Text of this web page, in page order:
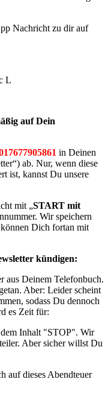
Nachricht zu dir auf
auf Dein
in Deinen
ab. Nur, wenn diese
ist, kannst Du unsere
mit „START mit
Wir speichern
Dich fortan mit
kündigen:
aus Deinem Telefonbuch.
Aber: Leider scheint
sodass Du dennoch
es Zeit für:
Inhalt "STOP". Wir
Aber sicher willst Du
auf dieses Abendteuer